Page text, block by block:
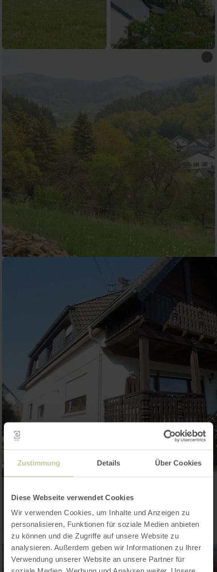
Zustimmung Details Über Cookies
Diese Webseite verwendet Cookies
Wir verwenden Cookies, um Inhalte und Anzeigen zu
personalisieren, Funktionen für soziale Medien anbieten
zu können und die Zugriffe auf unsere Website zu
analysieren. Außerdem geben wir Informationen zu Ihrer
Verwendung unserer Website an unsere Partner für